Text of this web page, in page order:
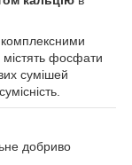
фосфати
сумішей
добриво